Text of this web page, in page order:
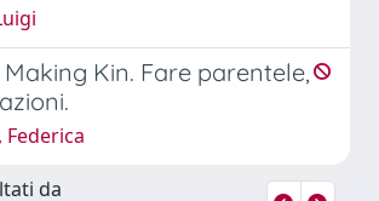
Kin. Fare parentele,
Federica
da